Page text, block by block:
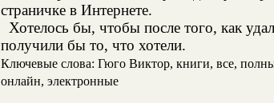
страничке в Интернете.
Хотелось бы, чтобы после того, как
получили бы то, что хотели.
Ключевые слова: Гюго Виктор, книги, все,
онлайн, электронные